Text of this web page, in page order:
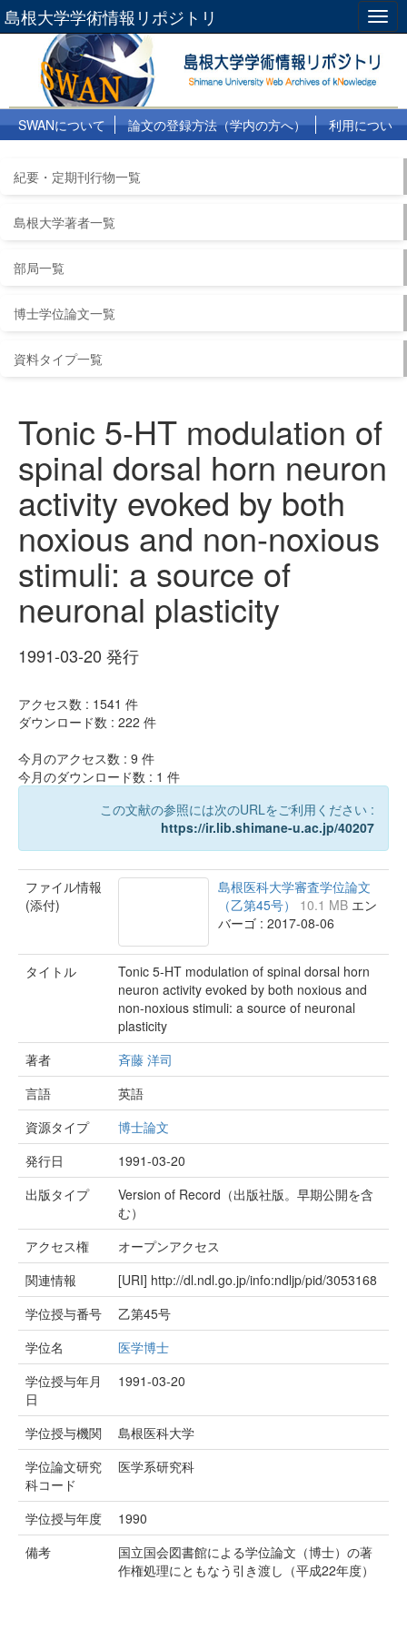
島根大学学術情報リポジトリ
SWANについて 論文の登録方法（学内の方へ）
利用につい
紀要・定期刊行物一覧
島根大学著者一覧
部局一覧
博士学位論文一覧
資料タイプ一覧
Tonic 5-HT modulation of
spinal dorsal horn neuron
activity evoked by both
noxious and non-noxious
stimuli: a source of
neuronal plasticity
1991-03-20 発行
アクセス数 : 1541 件
ダウンロード数 : 222 件
今月のアクセス数 : 9 件
今月のダウンロード数 : 1 件
この文献の参照には次のURLをご利用ください :
https://ir.lib.shimane-u.ac.jp/40207
ファイル情報
(添付)
島根医科大学審査学位論文
（乙第45号） 10.1 MB エン
バーゴ : 2017-08-06
タイトル
Tonic 5-HT modulation of spinal dorsal horn
neuron activity evoked by both noxious and
non-noxious stimuli: a source of neuronal
plasticity
著者
斉藤 洋司
言語
英語
資源タイプ
博士論文
発行日
1991-03-20
出版タイプ
Version of Record（出版社版。早期公開を含
む）
アクセス権
オープンアクセス
関連情報
[URI] http://dl.ndl.go.jp/info:ndljp/pid/3053168
学位授与番号
乙第45号
学位名
医学博士
学位授与年月
日
1991-03-20
学位授与機関
島根医科大学
学位論文研究
科コード
医学系研究科
学位授与年度
1990
備考
国立国会図書館による学位論文（博士）の著
作権処理にともなう引き渡し（平成22年度）